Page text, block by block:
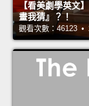
【看美劇學英文
畫我猜』？！
觀看次數：46123 •